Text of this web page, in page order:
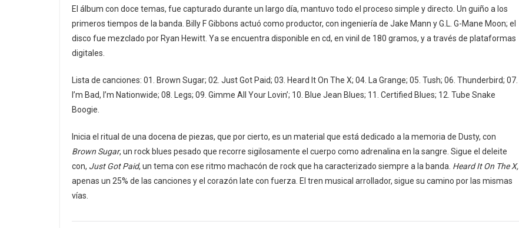
El álbum con doce temas, fue capturado durante un largo día, mantuvo todo el proceso simple y directo. Un guiño a los
primeros tiempos de la banda. Billy F Gibbons actuó como productor, con ingeniería de Jake Mann y G.L. G-Mane Moon; el
disco fue mezclado por Ryan Hewitt. Ya se encuentra disponible en cd, en vinil de 180 gramos, y a través de plataformas
digitales.
Lista de canciones: 01. Brown Sugar; 02. Just Got Paid; 03. Heard It On The X; 04. La Grange; 05. Tush; 06. Thunderbird; 07.
I’m Bad, I’m Nationwide; 08. Legs; 09. Gimme All Your Lovin’; 10. Blue Jean Blues; 11. Certified Blues; 12. Tube Snake
Boogie.
Inicia el ritual de una docena de piezas, que por cierto, es un material que está dedicado a la memoria de Dusty, con
Brown Sugar, un rock blues pesado que recorre sigilosamente el cuerpo como adrenalina en la sangre. Sigue el deleite
con, Just Got Paid, un tema con ese ritmo machacón de rock que ha caracterizado siempre a la banda. Heard It On The X,
apenas un 25% de las canciones y el corazón late con fuerza. El tren musical arrollador, sigue su camino por las mismas
vías.